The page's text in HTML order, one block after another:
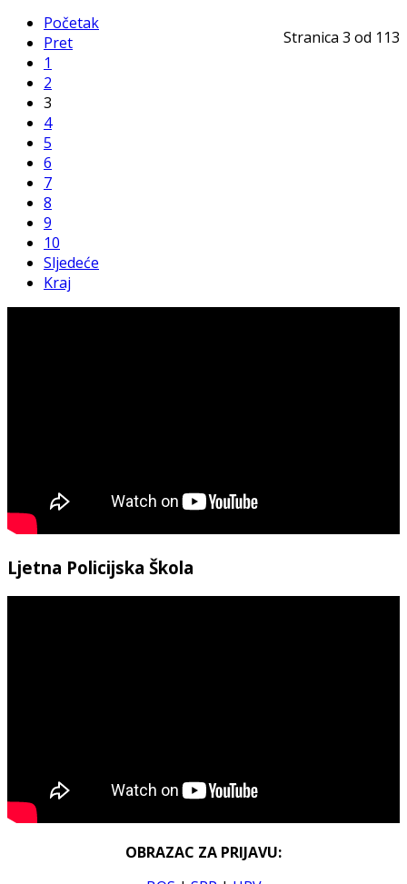
Stranica 3 od 113
Početak
Pret
1
2
3
4
5
6
7
8
9
10
Sljedeće
Kraj
Ljetna Policijska Škola
OBRAZAC ZA PRIJAVU: